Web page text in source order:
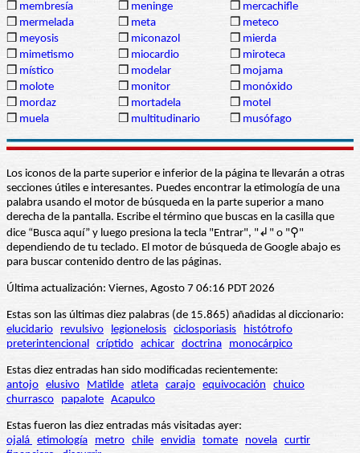
❒ membresía ❒ meninge ❒ mercachifle
❒ mermelada ❒ meta ❒ meteco
❒ meyosis ❒ miconazol ❒ mierda
❒ mimetismo ❒ miocardio ❒ miroteca
❒ místico ❒ modelar ❒ mojama
❒ molote ❒ monitor ❒ monóxido
❒ mordaz ❒ mortadela ❒ motel
❒ muela ❒ multitudinario ❒ musófago
Los iconos de la parte superior e inferior de la página te llevarán a otras
secciones útiles e interesantes. Puedes encontrar la etimología de una
palabra usando el motor de búsqueda en la parte superior a mano
derecha de la pantalla. Escribe el término que buscas en la casilla que
dice “Busca aquí” y luego presiona la tecla "Entrar", "↲" o "⚲"
dependiendo de tu teclado. El motor de búsqueda de Google abajo es
para buscar contenido dentro de las páginas.
Última actualización: Viernes, Agosto 7 06:16 PDT 2026
Estas son las últimas diez palabras (de 15.865) añadidas al diccionario:
elucidario
revulsivo legionelosis ciclosporiasis
histótrofo
preterintencional críptido achicar doctrina monocárpico
Estas diez entradas han sido modificadas recientemente:
antojo elusivo Matilde atleta carajo equivocación
chuico
churrasco
papalote Acapulco
Estas fueron las diez entradas más visitadas ayer:
ojalá etimología metro chile envidia tomate novela curtir